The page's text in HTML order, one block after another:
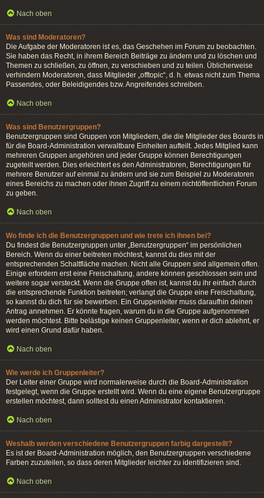
Nach oben
Was sind Moderatoren?
Die Aufgabe der Moderatoren ist es, das Geschehen im Forum zu beobachten.
Sie haben das Recht, in ihrem Bereich Beiträge zu ändern und zu löschen und
Themen zu schließen, zu öffnen, zu verschieben und zu teilen. Üblicherweise
verhindern Moderatoren, dass Mitglieder „offtopic“, d. h. etwas nicht zum Thema
Passendes, oder Beleidigendes bzw. Angreifendes schreiben.
Nach oben
Was sind Benutzergruppen?
Benutzergruppen sind Gruppen von Mitgliedern, die die Mitglieder des Boards in
für die Board-Administration verwaltbare Einheiten aufteilt. Jedes Mitglied kann
mehreren Gruppen angehören und jeder Gruppe können Berechtigungen
zugeteilt werden. Dies erleichtert es den Administratoren, Berechtigungen für
mehrere Benutzer auf einmal zu ändern und sie zum Beispiel zu Moderatoren
eines Bereichs zu machen oder ihnen Zugriff zu einem nichtöffentlichen Forum
zu geben.
Nach oben
Wo finde ich die Benutzergruppen und wie trete ich ihnen bei?
Du findest die Benutzergruppen unter „Benutzergruppen“ im persönlichen
Bereich. Wenn du einer beitreten möchtest, kannst du dies mit der
entsprechenden Schaltfläche machen. Nicht alle Gruppen sind allgemein offen.
Einige erfordern erst eine Freischaltung, andere können geschlossen sein und
weitere sogar versteckt. Wenn die Gruppe offen ist, kannst du ihr einfach durch
die entsprechende Funktion beitreten; verlangt die Gruppe eine Freischaltung,
so kannst du dich für sie bewerben. Ein Gruppenleiter muss daraufhin deinen
Antrag annehmen. Er könnte fragen, warum du in die Gruppe aufgenommen
werden möchtest. Bitte belästige keinen Gruppenleiter, wenn er dich ablehnt, er
wird einen Grund dafür haben.
Nach oben
Wie werde ich Gruppenleiter?
Der Leiter einer Gruppe wird normalerweise durch die Board-Administration
festgelegt, wenn die Gruppe erstellt wird. Wenn du eine eigene Benutzergruppe
erstellen möchtest, dann solltest du einen Administrator kontaktieren.
Nach oben
Weshalb werden verschiedene Benutzergruppen farbig dargestellt?
Es ist der Board-Administration möglich, den Benutzergruppen verschiedene
Farben zuzuteilen, so dass deren Mitglieder leichter zu identifizieren sind.
Nach oben